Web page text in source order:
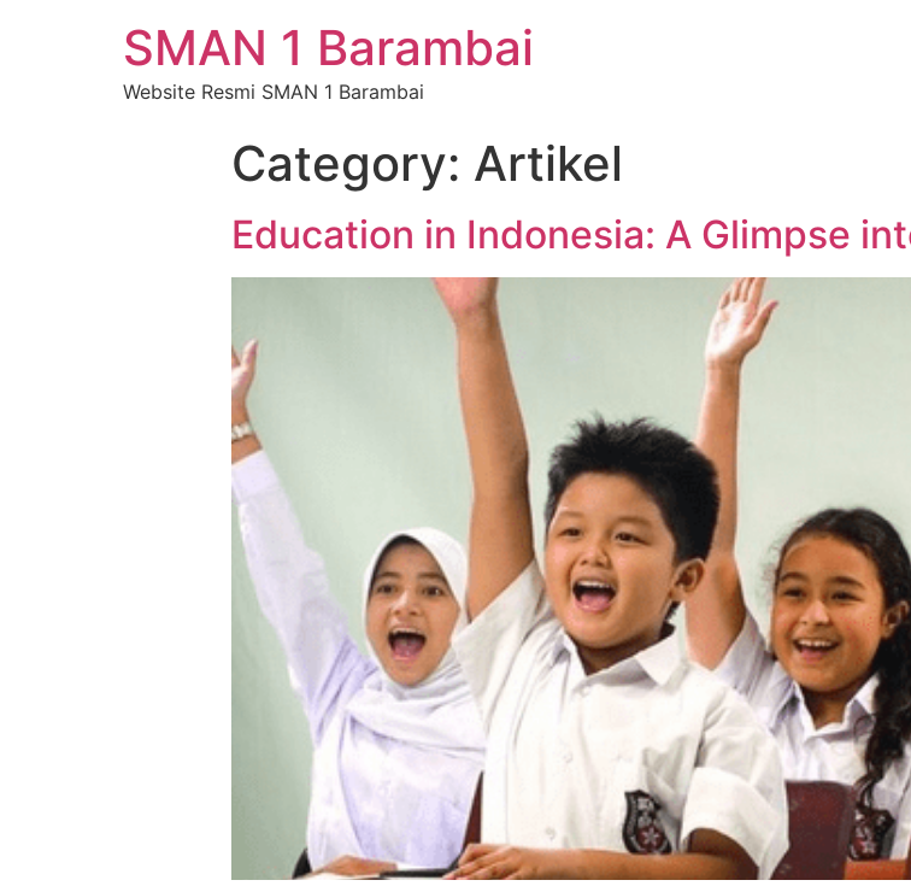
SMAN 1 Barambai
Website Resmi SMAN 1 Barambai
Category: Artikel
Education in Indonesia: A Glimpse